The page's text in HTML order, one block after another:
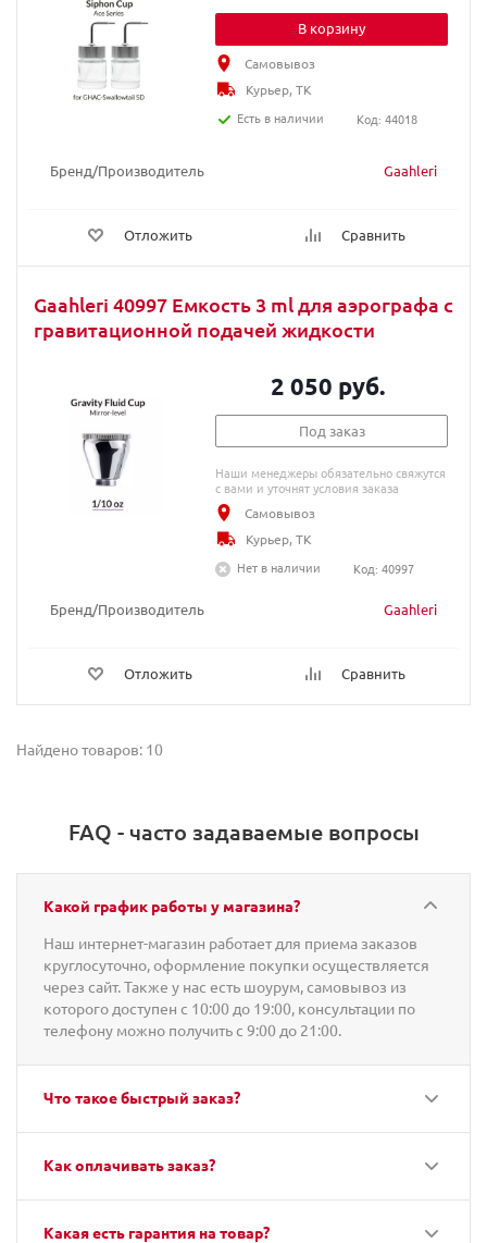
Бренд/Производитель Gaahleri
Отложить Сравнить
В корзину
Самовывоз
Курьер, ТК
Есть в наличии
Код: 44018
Gaahleri 40997 Емкость 3 ml для аэрографа с
гравитационной подачей жидкости
Бренд/Производитель Gaahleri
Отложить Сравнить
2 050 руб.
Под заказ
Наши менеджеры обязательно свяжутся
с вами и уточнят условия заказа
Самовывоз
Курьер, ТК
Нет в наличии
Код: 40997
Найдено товаров: 10
FAQ - часто задаваемые вопросы
Какой график работы у магазина?
Наш интернет-магазин работает для приема заказов
круглосуточно, оформление покупки осуществляется
через сайт. Также у нас есть шоурум, самовывоз из
которого доступен с 10:00 до 19:00, консультации по
телефону можно получить с 9:00 до 21:00.
Что такое быстрый заказ?
Как оплачивать заказ?
Какая есть гарантия на товар?